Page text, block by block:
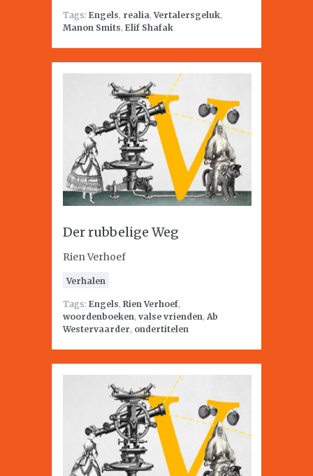
Tags: Engels, realia,Vertalersgeluk,
Manon Smits, Elif Shafak
Der rubbelige Weg
Rien Verhoef
Verhalen
Tags: Engels, Rien Verhoef,
woordenboeken, valse vrienden, Ab
Westervaarder, ondertitelen